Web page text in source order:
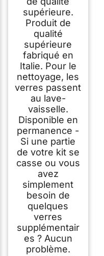
supérieure.
Produit de
qualité
supérieure
fabriqué en
Italie. Pour le
nettoyage, les
verres passent
au lave-
vaisselle.
Disponible en
permanence -
Si une partie
de votre kit se
casse ou vous
avez
simplement
besoin de
quelques
verres
supplémentair
es ? Aucun
problème.